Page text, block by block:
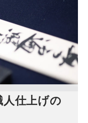
仕上げの